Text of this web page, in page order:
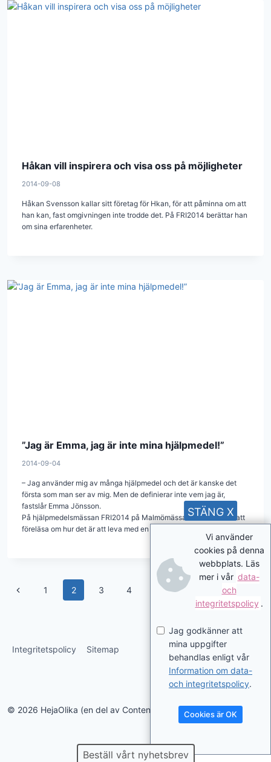
Håkan vill inspirera och visa oss på möjligheter
2014-09-08
Håkan Svensson kallar sitt företag för Hkan, för att påminna om att
han kan, fast omgivningen inte trodde det. På FRI2014 berättar han
om sina erfarenheter.
”Jag är Emma, jag är inte mina hjälpmedel!”
2014-09-04
– Jag använder mig av många hjälpmedel och det är kanske det
första som man ser av mig. Men de definierar inte vem jag är,
fastslår Emma Jönsson.
På hjälpmedelsmässan FRI2014 på Malmömässan kommer hon att
föreläsa om hur det är att leva med en muskelsjukdom.
Page
Previous1 2 3 4
Next
Integritetspolicy Sitemap
© 2026 HejaOlika (en del av Contentverkstan.se)
Beställ vårt nyhetsbrev
Vi använder
cookies på denna
webbplats. Läs
mer i vår data-
och
integritetspolicy .
Jag godkänner att
mina uppgifter
behandlas enligt vår
Information om data-
och integritetspolicy.
Cookies är OK
STÄNG X